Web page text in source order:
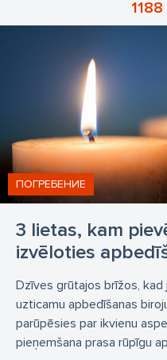
Копание
Гроб из цинка
Свечи
Услуги кремирования
услуги кремации
3 lietas, kam
izvēloties
ПОГРЕБЕНИЕ
Dzīves grūtajos brīžos,
uzticamu apbedīšanas
parūpēsies par ikvienu
pieņemšana prasa rūpīgu